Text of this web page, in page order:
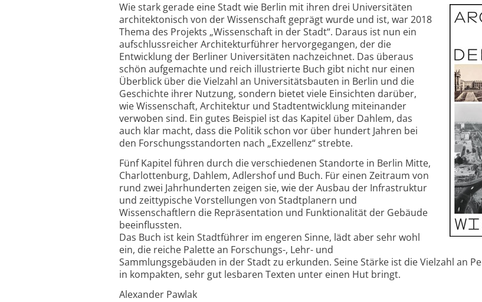
Wie stark gerade eine Stadt wie Berlin mit ihren drei Universitäten
architektonisch von der Wissenschaft geprägt wurde und ist, war 2018
Thema des Projekts „Wissenschaft in der Stadt“. Daraus ist nun ein
aufschlussreicher Architekturführer hervorgegangen, der die
Entwicklung der Berliner Universitäten nachzeichnet. Das überaus
schön aufgemachte und reich illustrierte Buch gibt nicht nur einen
Überblick über die Vielzahl an Universitätsbauten in Berlin und die
Geschichte ihrer Nutzung, sondern bietet viele Einsichten darüber,
wie Wissenschaft, Architektur und Stadt­entwicklung miteinander
verwoben sind. Ein gutes Beispiel ist das Kapitel über Dahlem, das
auch klar macht, dass die Politik schon vor über hundert Jahren bei
den Forschungsstandorten nach „Exzellenz“ strebte.
Fünf Kapitel führen durch die verschiedenen Standorte in Berlin Mitte,
Charlottenburg, Dahlem, Adlershof und Buch. Für einen Zeitraum von
rund zwei Jahrhunderten zeigen sie, wie der Ausbau der Infrastruktur
und zeittypische Vorstellungen von Stadtplanern und
Wissenschaftlern die Repräsentation und Funktionalität der Gebäude
beeinflussten.
Das Buch ist kein Stadtführer im engeren Sinne, lädt aber sehr wohl
ein, die reiche Palette an Forschungs-, Lehr- und
Sammlungsgebäuden in der Stadt zu erkunden. Seine Stärke ist die Vielzahl an
in kompakten, sehr gut lesbaren Texten unter einen Hut bringt.
Alexander Pawlak